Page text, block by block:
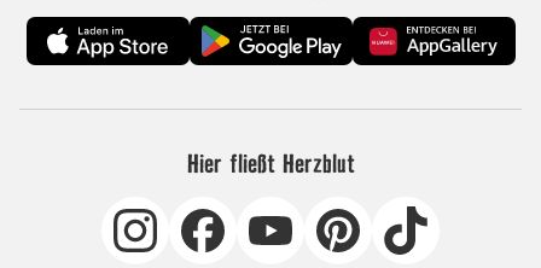
Hier fließt Herzblut